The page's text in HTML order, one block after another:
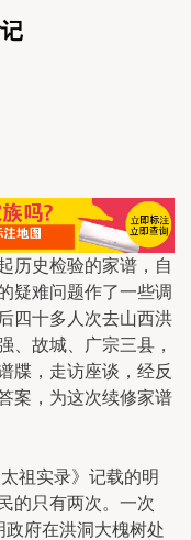
史检验的家谱，自
疑难问题作了一些调
四十多人次去山西洪
、故城、广宗三县，
牒，走访座谈，经反
案，为这次续修家谱
祖实录》记载的明
的只有两次。一次
政府在洪洞大槐树处